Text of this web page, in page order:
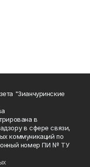
"Зианчуринские
в
в сфере связи,
коммуникаций по
номер ПИ № ТУ